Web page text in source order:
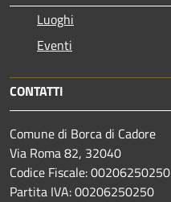
Luoghi
Eventi
CONTATTI
Comune di Borca di Cadore
Via Roma 82, 32040
Codice Fiscale: 00206250250
Partita IVA: 00206250250